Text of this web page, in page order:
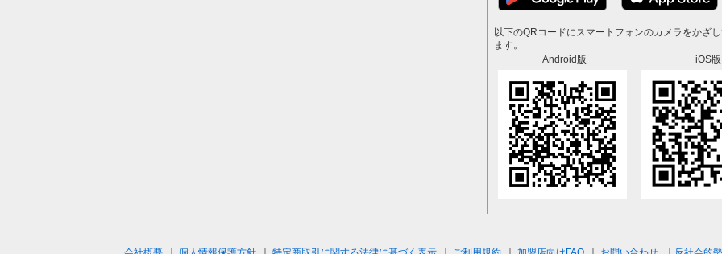
以下のQRコードにスマートフォンのカメラをかざ
ます。
Android版
iOS版